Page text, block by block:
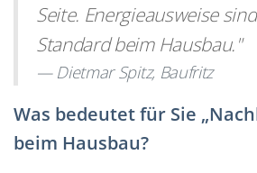
Seite. Energieausweise
Standard beim Hausbau."
Dietmar Spitz, Baufritz
Was bedeutet für Sie
beim Hausbau?